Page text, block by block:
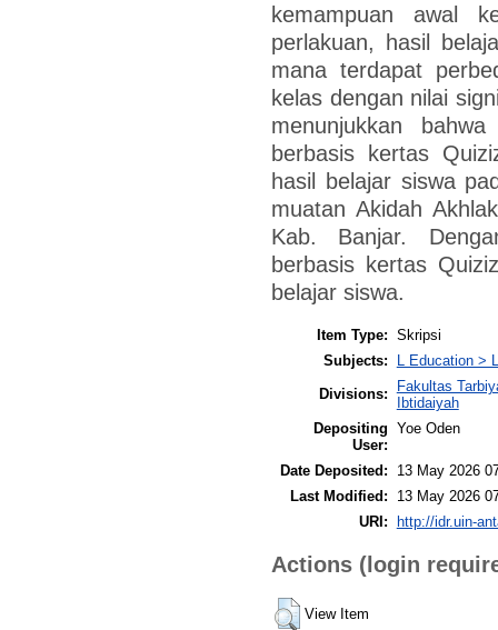
kemampuan awal
perlakuan, hasil
mana terdapat
kelas dengan nilai
menunjukkan
berbasis kertas
hasil belajar siswa
muatan Akidah
Kab. Banjar.
berbasis kertas
belajar siswa.
Item Type: Skripsi
Subjects:
L Education >
Divisions:
Fakultas
Ibtidaiyah
Depositing
User:
Yoe Oden
Date Deposited:
13 May 2026
Last Modified:
13 May 2026
URI: http://idr.uin-
Actions (login
View Item